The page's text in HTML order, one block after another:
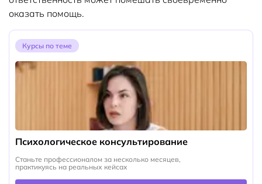
оказать помощь.
Курсы по теме
Психологическое консультирование
Станьте профессионалом за несколько месяцев,
практикуясь на реальных кейсах